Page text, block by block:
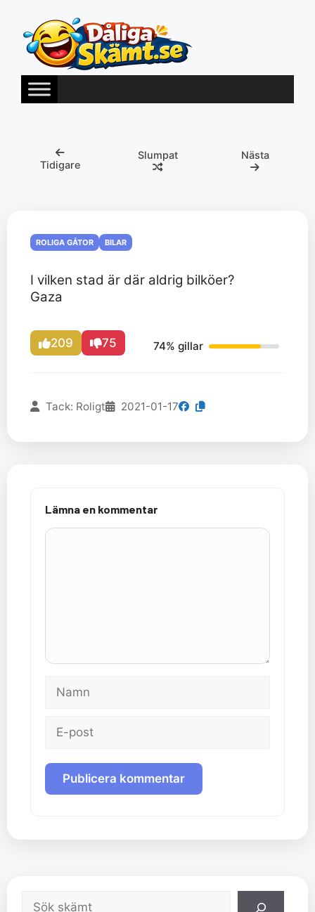
innehåll
Tidigare
Slumpat Nästa
ROLIGA GÅTOR BILAR
I vilken stad är där aldrig bilköer?
Gaza
209 75 74% gillar
Tack: Roligt 2021-01-17
Lämna en kommentar
Kommentar
Namn
Sök